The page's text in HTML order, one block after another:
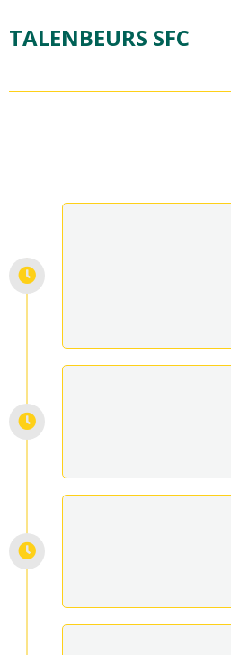
TALENBEURS SFC